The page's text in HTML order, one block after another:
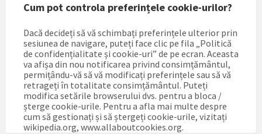
Cum pot controla preferințele cookie-urilor?
Dacă decideți să vă schimbați preferințele ulterior prin
sesiunea de navigare, puteți face clic pe fila „Politică
de confidențialitate și cookie-uri” de pe ecran. Aceasta
va afișa din nou notificarea privind consimțământul,
permițându-vă să vă modificați preferințele sau să vă
retrageți în totalitate consimțământul. Puteți
modifica setările browserului dvs. pentru a bloca /
șterge cookie-urile. Pentru a afla mai multe despre
cum să gestionați și să ștergeți cookie-urile, vizitați
wikipedia.org, www.allaboutcookies.org.